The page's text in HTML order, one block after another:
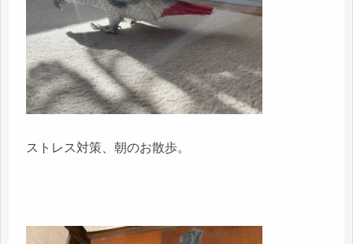
ストレス対策、朝のお散歩。